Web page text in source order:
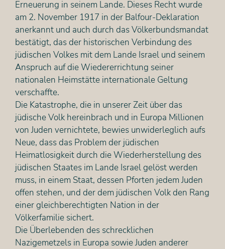
Erneuerung in seinem Lande. Dieses Recht wurde
am 2. November 1917 in der Balfour-Deklaration
anerkannt und auch durch das Völkerbundsmandat
bestätigt, das der historischen Verbindung des
jüdischen Volkes mit dem Lande Israel und seinem
Anspruch auf die Wiedererrichtung seiner
nationalen Heimstätte internationale Geltung
verschaffte.
Die Katastrophe, die in unserer Zeit über das
jüdische Volk hereinbrach und in Europa Millionen
von Juden vernichtete, bewies unwiderleglich aufs
Neue, dass das Problem der jüdischen
Heimatlosigkeit durch die Wiederherstellung des
jüdischen Staates im Lande Israel gelöst werden
muss, in einem Staat, dessen Pforten jedem Juden
offen stehen, und der dem jüdischen Volk den Rang
einer gleichberechtigten Nation in der
Völkerfamilie sichert.
Die Überlebenden des schrecklichen
Nazigemetzels in Europa sowie Juden anderer